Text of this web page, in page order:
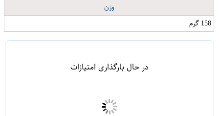
وزن
158 گرم
در حال بارگذاری امتیازات